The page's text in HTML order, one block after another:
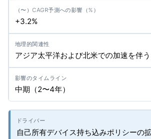
+3.2%
アジア太平洋および北米での加速を伴
中期（2〜4年）
自己所有デバイス持ち込みポリシーの